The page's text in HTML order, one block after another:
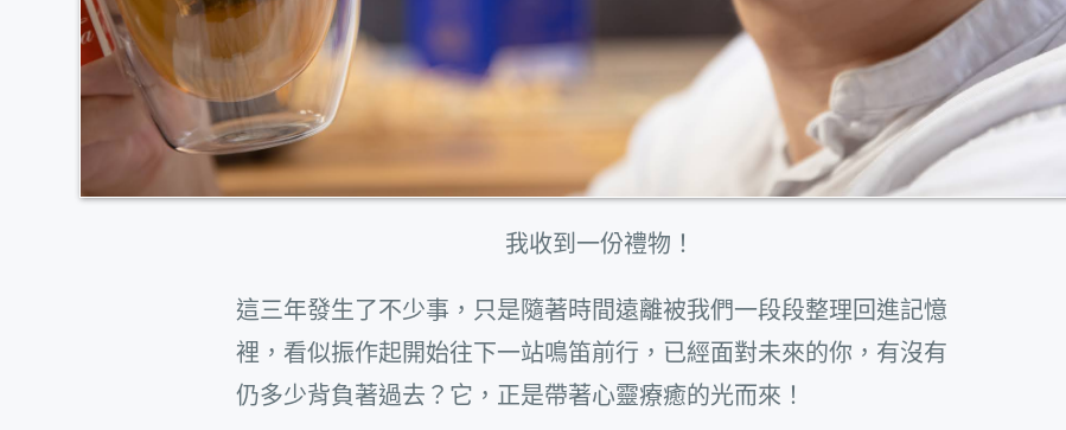
我收到一份禮物！
這三年發生了不少事，只是隨著時間遠離被我們一段段整理回進記憶
裡，看似振作起開始往下一站鳴笛前行，已經面對未來的你，有沒有
仍多少背負著過去？它，正是帶著心靈療癒的光而來！